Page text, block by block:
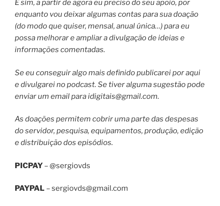
E sim, a partir de agora eu preciso do seu apoio, por
enquanto vou deixar algumas contas para sua doação
(do modo que quiser, mensal, anual única…) para eu
possa melhorar e ampliar a divulgação de ideias e
informações comentadas.
Se eu conseguir algo mais definido publicarei por aqui
e divulgarei no podcast. Se tiver alguma sugestão pode
enviar um email paraidigitais@gmail.com.
As doações permitem cobrir uma parte das despesas
do servidor, pesquisa, equipamentos, produção, edição
e distribuição dos episódios.
PICPAY – @sergiovds
PAYPAL –sergiovds@gmail.com